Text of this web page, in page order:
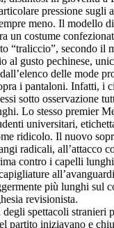
pressione sugli
meno. Il modello
un costume
“traliccio”, secondo il
al gusto pechinese,
delle mode
i pantaloni. Infatti, i
sotto osservazione
Lo stesso premier
universitari,
ridicolo. Il nuovo
radicali, all’attacco
contro i capelli
più lunghi sul
revisionista.
spettacoli stranieri
partito iniziavano e